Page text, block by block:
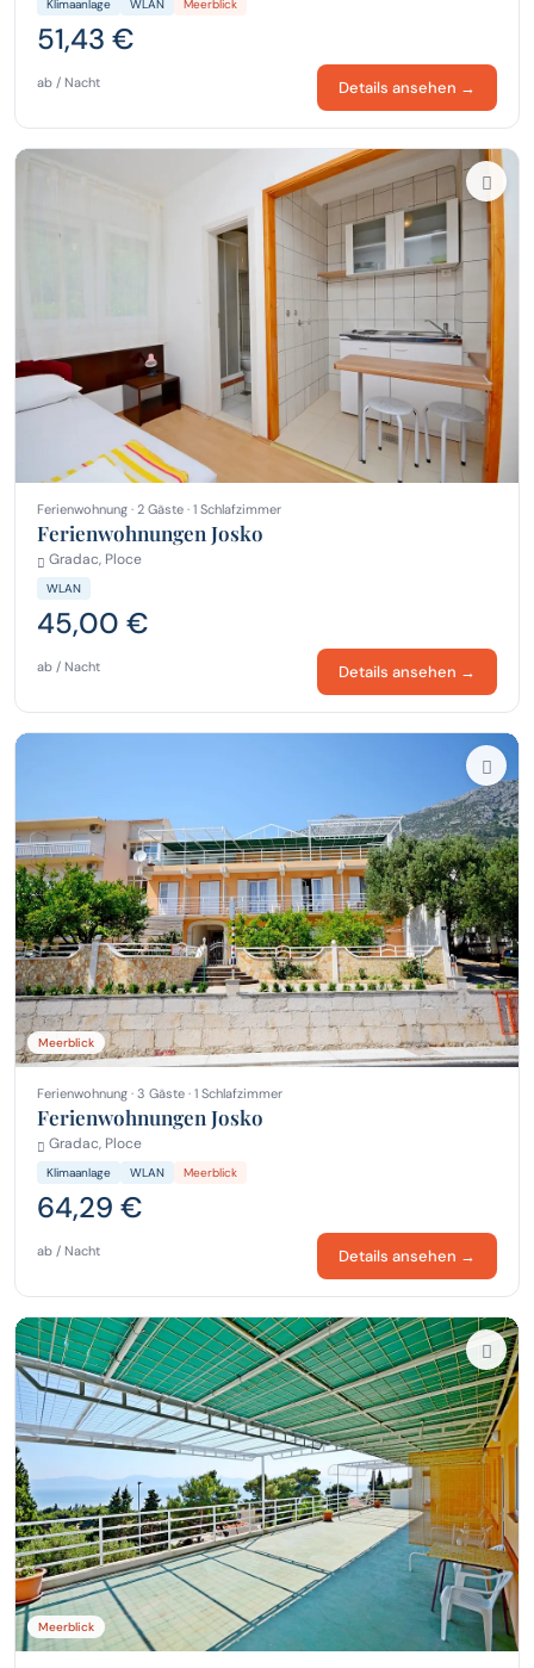
Klimaanlage WLAN Meerblick
51,43 €
ab / Nacht Details ansehen →
Ferienwohnung · 2 Gäste · 1 Schlafzimmer
Ferienwohnungen Josko
Gradac, Ploce
WLAN
45,00 €
ab / Nacht Details ansehen →
Meerblick
Ferienwohnung · 3 Gäste · 1 Schlafzimmer
Ferienwohnungen Josko
Gradac, Ploce
Klimaanlage WLAN Meerblick
64,29 €
ab / Nacht Details ansehen →
Meerblick